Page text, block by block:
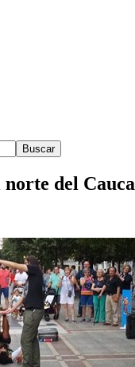
norte del Cauca